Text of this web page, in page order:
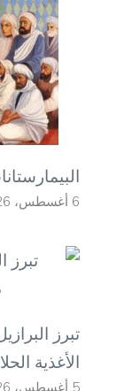
6 أغسطس، 2026
تبرز
الأغذية
5 أغسطس، 2026